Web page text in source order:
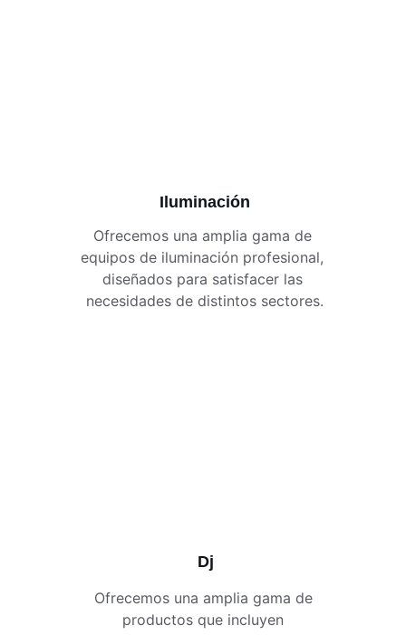
Iluminación
Dj
Ofrecemos una amplia gama de
equipos de iluminación profesional,
diseñados para satisfacer las
necesidades de distintos sectores.
Ofrecemos una amplia gama de
productos que incluyen